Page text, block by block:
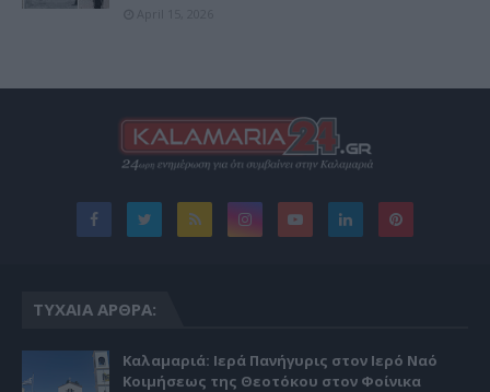
ΤΥΧΑΊΑ ΆΡΘΡΑ:
Καλαμαριά: Ιερά Πανήγυρις στον Ιερό Ναό
Κοιμήσεως της Θεοτόκου στον Φοίνικα